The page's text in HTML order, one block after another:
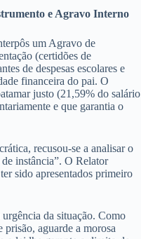
e Agravo Interno
um Agravo de
(certidões de
de despesas escolares e
financeira do pai. O
justo (21,59% do salário
e que garantia o
recusou-se a analisar o
instância”. O Relator
sido apresentados primeiro
da situação. Como
aguarde a morosa